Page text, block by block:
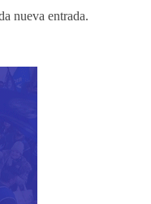
nueva entrada.